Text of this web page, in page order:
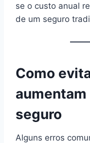
se o custo anual
de um seguro
Como
seguro
Alguns erros